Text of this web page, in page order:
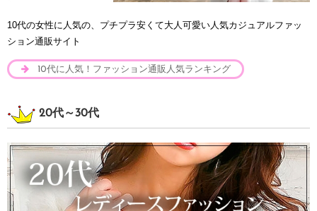
10代の女性に人気の、プチプラ安くて大人可愛い人気カジュアルファッ
ション通販サイト
10代に人気！ファッション通販人気ランキング
20代～30代